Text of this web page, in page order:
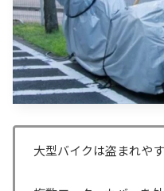
大型バイクは盗まれやす